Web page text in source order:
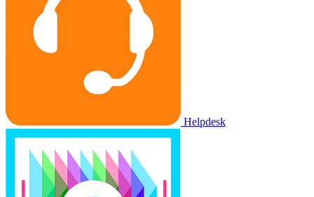
Helpdesk